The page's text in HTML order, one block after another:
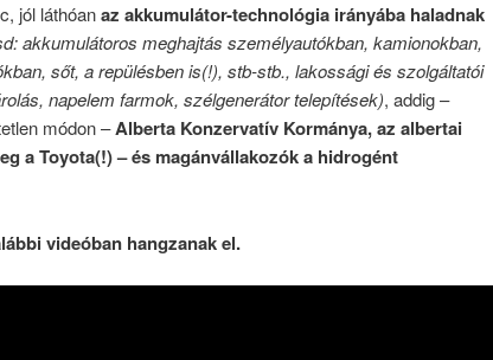
jól láthóanaz akkumulátor-technológia irányába haladnak
akkumulátoros meghajtás személyautókban, kamionokban,
sőt, a repülésben is(!), stb-stb., lakossági és szolgáltatói
napelem farmok, szélgenerátor telepítések), addig –
módon –Alberta Konzervatív Kormánya, az albertai
a Toyota(!) – és magánvállakozók a hidrogént
videóban hangzanak el.